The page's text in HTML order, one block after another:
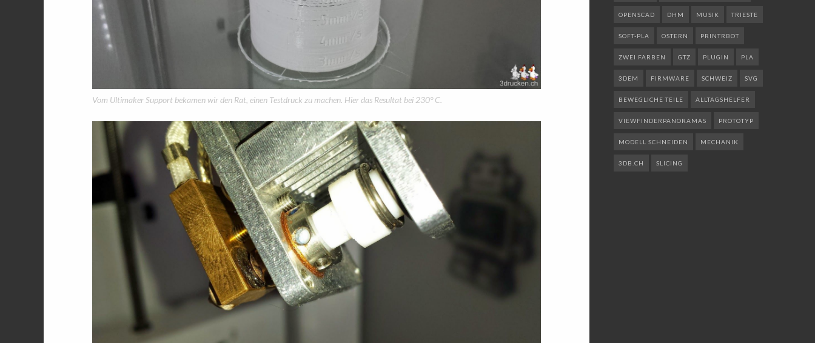
Vom Ultimaker Support bekamen wir den Rat, einen Testdruck zu machen. Hier das Resultat bei 230° C.
OPENSCAD DHM MUSIK TRIESTE
SOFT-PLA OSTERN PRINTRBOT
ZWEI FARBEN GTZ PLUGIN PLA
3DEM FIRMWARE SCHWEIZ SVG
BEWEGLICHE TEILE ALLTAGSHELFER
VIEWFINDERPANORAMAS PROTOTYP
MODELL SCHNEIDEN MECHANIK
3DB.CH SLICING